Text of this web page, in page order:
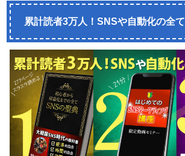
累計読者3万人！SNSや自動化の全て